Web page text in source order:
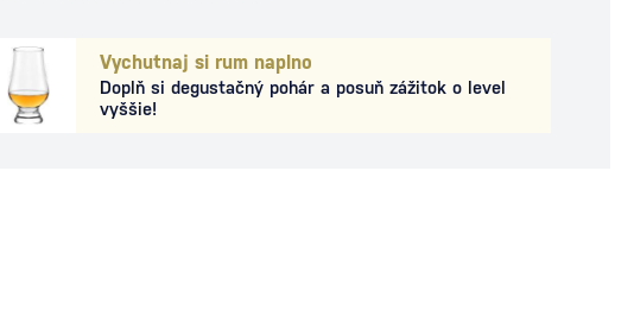
Vychutnaj si rum naplno
Doplň si degustačný pohár a posuň zážitok o level
vyššie!